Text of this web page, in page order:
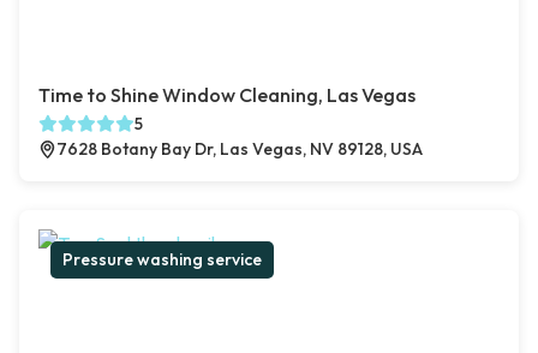
Time to Shine Window Cleaning, Las Vegas
5
7628 Botany Bay Dr, Las Vegas, NV 89128, USA
Pressure washing service